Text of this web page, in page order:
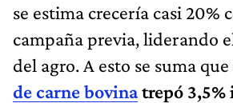
se estima crecería casi 20%
campaña previa, liderando
del agro. A esto se suma que
de carne bovinatrepó 3,5%